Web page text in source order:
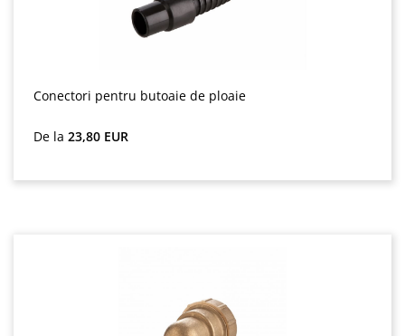
Conectori pentru butoaie de ploaie
Preț obișnuit:
De la 23,80 EUR